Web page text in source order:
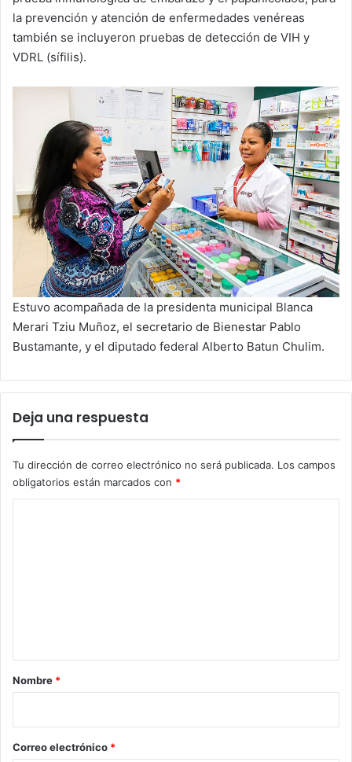
la prevención y atención de enfermedades venéreas
también se incluyeron pruebas de detección de VIH y
VDRL (sífilis).
Estuvo acompañada de la presidenta municipal Blanca
Merari Tziu Muñoz, el secretario de Bienestar Pablo
Bustamante, y el diputado federal Alberto Batun Chulim.
Deja una respuesta
Tu dirección de correo electrónico no será publicada. Los campos
obligatorios están marcados con *
r
*
Nombre *
Correo electrónico *